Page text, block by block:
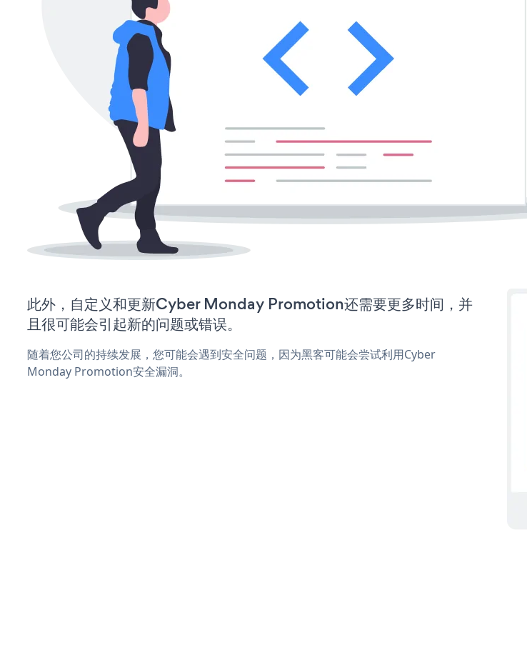
此外，自定义和更新Cyber Monday Promotion还需要更多时间，并
且很可能会引起新的问题或错误。
随着您公司的持续发展，您可能会遇到安全问题，因为黑客可能会尝试利用Cyber
Monday Promotion安全漏洞。